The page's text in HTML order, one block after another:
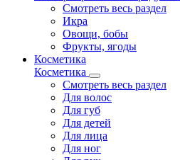
Смотреть весь раздел
Икра
Овощи, бобы
Фрукты, ягоды
Косметика
Косметика
Смотреть весь раздел
Для волос
Для губ
Для детей
Для лица
Для ног